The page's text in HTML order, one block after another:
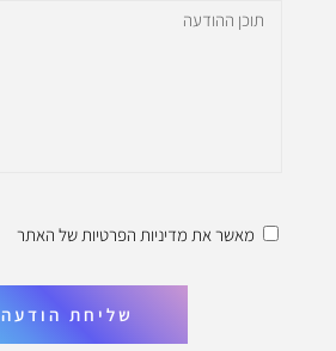
מאשר את מדיניות הפרטיותשל האתר
שליחת הודעה